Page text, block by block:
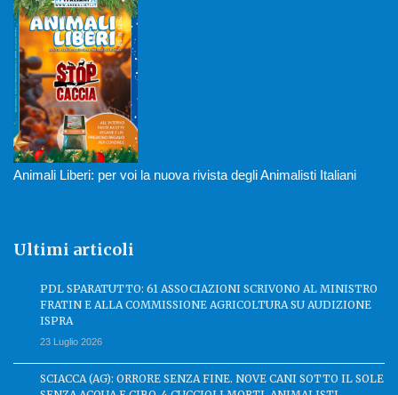
Animali Liberi: per voi la nuova rivista degli Animalisti Italiani
Ultimi articoli
PDL SPARATUTTO: 61 ASSOCIAZIONI SCRIVONO AL MINISTRO
FRATIN E ALLA COMMISSIONE AGRICOLTURA SU AUDIZIONE
ISPRA
23 Luglio 2026
SCIACCA (AG): ORRORE SENZA FINE. NOVE CANI SOTTO IL SOLE